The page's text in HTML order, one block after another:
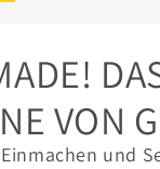
VON
und